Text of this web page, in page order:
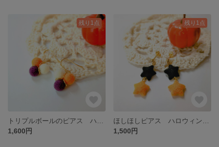
残り1点
1,600円
残り1点
1,500円